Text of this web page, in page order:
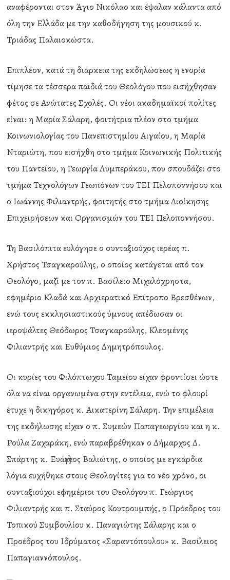
αναφέρονται στον Άγιο Νικόλαο και έψαλαν κάλαντα από
όλη την Ελλάδα με την καθοδήγηση της μουσικού κ.
Τριάδας Παλαιοκώστα.
Επιπλέον, κατά τη διάρκεια της εκδηλώσεως η ενορία
τίμησε τα τέσσερα παιδιά του Θεολόγου που εισήχθησαν
φέτος σε Ανώτατες Σχολές. Οι νέοι ακαδημαϊκοί πολίτες
είναι: η Μαρία Σάλαρη, φοιτήτρια πλέον στο τμήμα
Κοινωνιολογίας του Πανεπιστημίου Αιγαίου, η Μαρία
Νταριώτη, που εισήχθη στο τμήμα Κοινωνικής Πολιτικής
του Παντείου, η Γεωργία Λυμπεράκου, που σπουδάζει στο
τμήμα Τεχνολόγων Γεωπόνων του ΤΕΙ Πελοποννήσου και
ο Ιωάννης Φιλιαντρής, φοιτητής στο τμήμα Διοίκησης
Επιχειρήσεων και Οργανισμών του ΤΕΙ Πελοποννήσου.
Τη Βασιλόπιτα ευλόγησε ο συνταξιούχος ιερέας π.
Χρήστος Τσαγκαρούλης, ο οποίος κατάγεται από τον
Θεολόγο, μαζί με τον π. Βασίλειο Μιχαλόχρηστα,
εφημέριο Κλαδά και Αρχιερατικό Επίτροπο Βρεσθένων,
ενώ τους εκκλησιαστικούς ύμνους απέδωσαν οι
ιεροψάλτες Θεόδωρος Τσαγκαρούλης, Κλεομένης
Φιλιαντρής και Ευθύμιος Δημητρόπουλος.
Οι κυρίες του Φιλόπτωχου Ταμείου είχαν φροντίσει ώστε
όλα να είναι οργανωμένα στην εντέλεια, ενώ το φλουρί
έτυχε η δικηγόρος κ. Αικατερίνη Σάλαρη. Την επιμέλεια
της εκδήλωσης είχαν ο π. Συμεών Παπαγεωργίου και η κ.
Ρούλα Ζαχαράκη, ενώ παραβρέθηκαν ο Δήμαρχος Δ.
Σπάρτης κ. Ευάγγελος Βαλιώτης, ο οποίος με εγκάρδια
λόγια ευχήθηκε στους Θεολογίτες για το νέο χρόνο, οι
συνταξιούχοι εφημέριοι του Θεολόγου π. Γεώργιος
Φιλιαντρής και π. Σταύρος Κουτρουμπής, ο Πρόεδρος του
Τοπικού Συμβουλίου κ. Παναγιώτης Σάλαρης και ο
Προέδρος του Ιδρύματος «Σαραντόπουλου» κ. Βασίλειος
Παπαγιαννόπουλος.